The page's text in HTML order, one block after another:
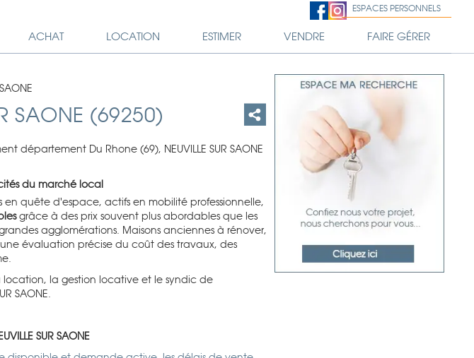
ESPACES PERSONNELS
ACHAT LOCATION ESTIMER VENDRE FAIRE GÉRER
SAONE (69250)
département Du Rhone (69), NEUVILLE SUR SAONE
du marché local
en quête d'espace, actifs en mobilité professionnelle,
grâce à des prix souvent plus abordables que les
agglomérations. Maisons anciennes à rénover,
évaluation précise du coût des travaux, des
location, la gestion locative et le syndic de
SAONE.
SUR SAONE